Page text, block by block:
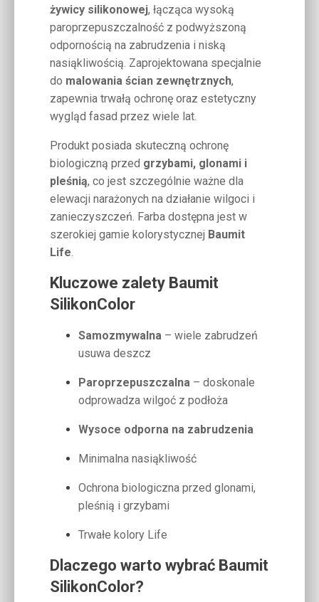
żywicy silikonowej, łącząca wysoką
paroprzepuszczalność z podwyższoną
odpornością na zabrudzenia i niską
nasiąkliwością. Zaprojektowana specjalnie
do malowania ścian zewnętrznych,
zapewnia trwałą ochronę oraz estetyczny
wygląd fasad przez wiele lat.
Produkt posiada skuteczną ochronę
biologiczną przed grzybami, glonami i
pleśnią, co jest szczególnie ważne dla
elewacji narażonych na działanie wilgoci i
zanieczyszczeń. Farba dostępna jest w
szerokiej gamie kolorystycznej Baumit
Life.
Kluczowe zalety Baumit
SilikonColor
Samozmywalna – wiele zabrudzeń
usuwa deszcz
Paroprzepuszczalna – doskonale
odprowadza wilgoć z podłoża
Wysoce odporna na zabrudzenia
Minimalna nasiąkliwość
Ochrona biologiczna przed glonami,
pleśnią i grzybami
Trwałe kolory Life
Dlaczego warto wybrać Baumit
SilikonColor?